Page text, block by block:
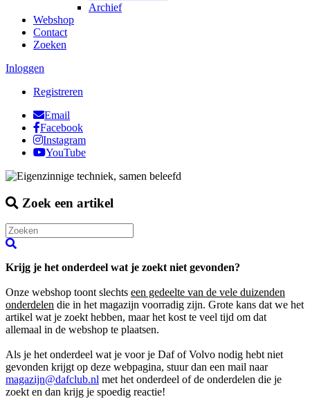
Archief
Webshop
Contact
Zoeken
Inloggen
Registreren
Email
Facebook
Instagram
YouTube
Zoek een artikel
Krijg je het onderdeel wat je zoekt niet gevonden?
Onze webshop toont slechts een gedeelte van de vele duizenden
onderdelen die in het magazijn voorradig zijn. Grote kans dat we het
artikel wat je zoekt hebben, maar het kost te veel tijd om dat
allemaal in de webshop te plaatsen.
Als je het onderdeel wat je voor je Daf of Volvo nodig hebt niet
gevonden krijgt op deze webpagina, stuur dan een mail naar
magazijn@dafclub.nl met het onderdeel of de onderdelen die je
zoekt en dan krijg je spoedig reactie!